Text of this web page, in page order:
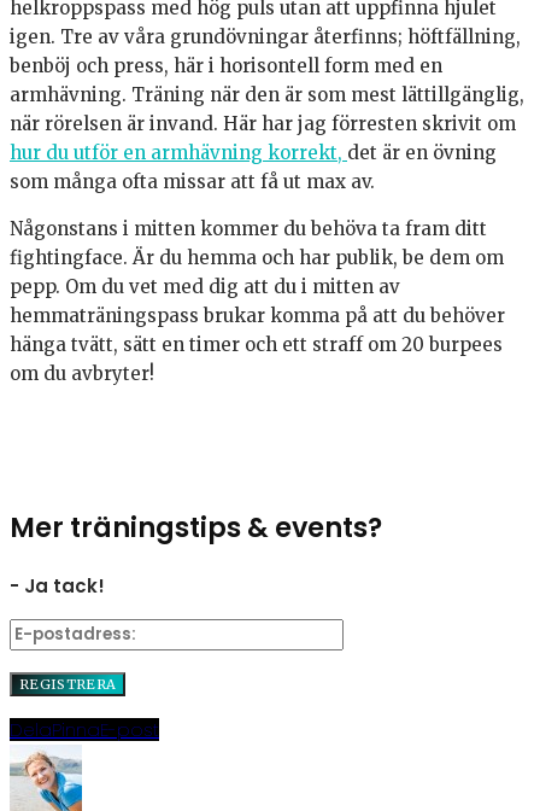
helkroppspass med hög puls utan att uppfinna hjulet
igen. Tre av våra grundövningar återfinns; höftfällning,
benböj och press, här i horisontell form med en
armhävning. Träning när den är som mest lättillgänglig,
när rörelsen är invand. Här har jag förresten skrivit om
hur du utför en armhävning korrekt, det är en övning
som många ofta missar att få ut max av.
Någonstans i mitten kommer du behöva ta fram ditt
fightingface. Är du hemma och har publik, be dem om
pepp. Om du vet med dig att du i mitten av
hemmaträningspass brukar komma på att du behöver
hänga tvätt, sätt en timer och ett straff om 20 burpees
om du avbryter!
Mer träningstips & events?
- Ja tack!
DelaPinnaE-post